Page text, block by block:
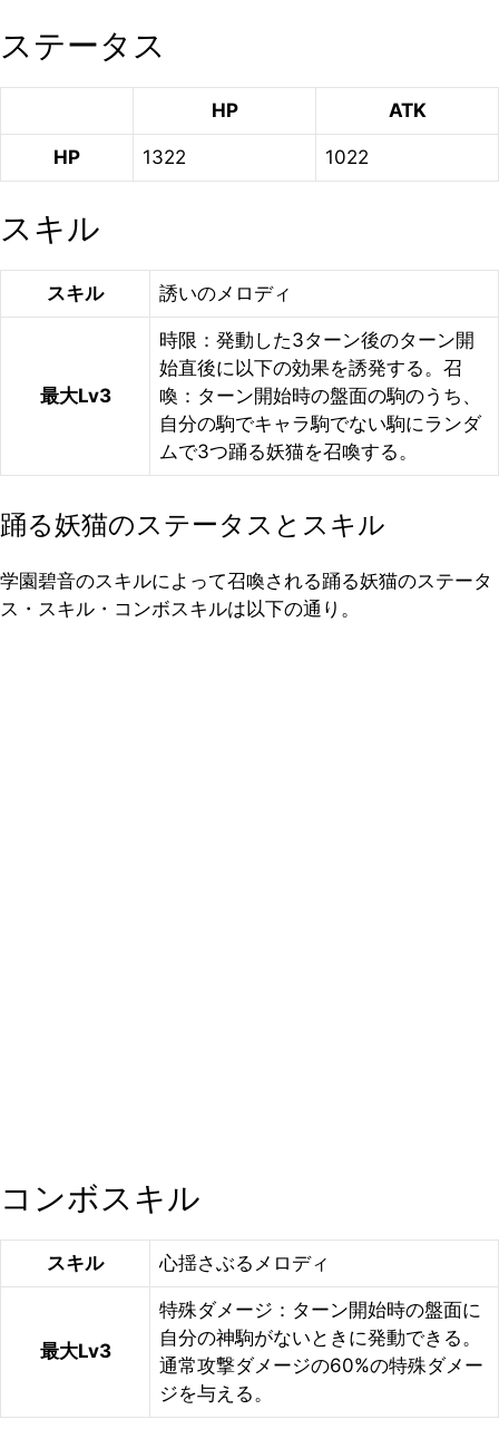
ステータス
HP ATK
HP 1322 1022
スキル
スキル 誘いのメロディ
最大Lv3
時限：発動した3ターン後のターン開
始直後に以下の効果を誘発する。召
喚：ターン開始時の盤面の駒のうち、
自分の駒でキャラ駒でない駒にランダ
ムで3つ踊る妖猫を召喚する。
踊る妖猫のステータスとスキル
学園碧音のスキルによって召喚される踊る妖猫のステータ
ス・スキル・コンボスキルは以下の通り。
コンボスキル
スキル 心揺さぶるメロディ
最大Lv3
特殊ダメージ：ターン開始時の盤面に
自分の神駒がないときに発動できる。
通常攻撃ダメージの60%の特殊ダメー
ジを与える。